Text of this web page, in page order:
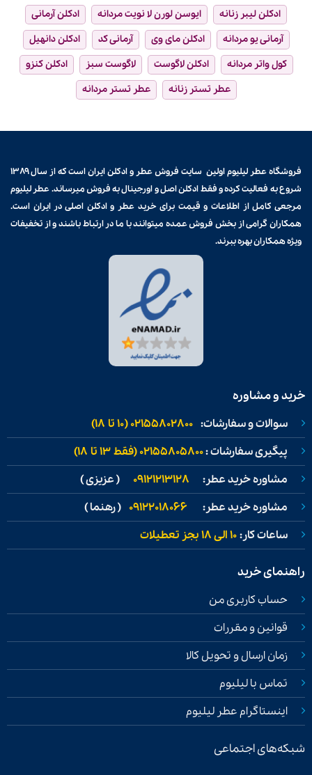
ادکلن لیبر زنانه
ایوسن لورن لا نویت مردانه
ادکلن آرمانی
آرمانی یو مردانه
ادکلن مای وی آرمانی کد
ادکلن دانهیل
کول واتر مردانه
ادکلن لاگوست لاگوست سبز
ادکلن کنزو
عطر تستر زنانه
عطر تستر مردانه
فروشگاه عطر لیلیوم اولین سایت فروشعطر و ادکلن
ایران است که از سال ۱۳۸۹
شروع به فعالیت کرده و فقط ادکلن اصل و اورجینال به فروش میرساند. عطر لیلیوم
مرجعی کامل از اطلاعات و قیمت برایخرید عطر و ادکلن اصلی در ایران است.
همکاران گرامی از بخش فروش عمده میتوانند با ما در ارتباط باشند و از تخفیفات
ویژه همکاران بهره ببرند.
خرید و مشاوره
سوالات و سفارشات: 02155802800 (۱۰ تا ۱۸)
پیگیری سفارشات :02155805800 (فقط ۱۳ تا ۱۸)
مشاوره خرید عطر: 09121213128 ( عزیزی )
مشاوره خرید عطر: 09122018066 ( رهنما )
ساعات کار:۱۰ الی ۱۸ بجز تعطیلات
راهنمای خرید
حساب کاربری من
قوانین و مقررات
زمان ارسال و تحویل کالا
تماس با لیلیوم
اینستاگرام عطر لیلیوم
شبکه‌های اجتماعی